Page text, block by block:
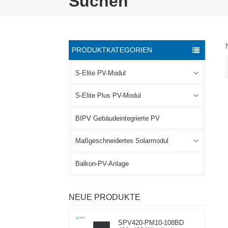
PRODUKTKATEGORIEN
S-Elite PV-Modul
S-Elite Plus PV-Modul
BIPV Gebäudeintegrierte PV
Maßgeschneidertes Solarmodul
Balkon-PV-Anlage
NEUE PRODUKTE
SPV420-PM10-108BD